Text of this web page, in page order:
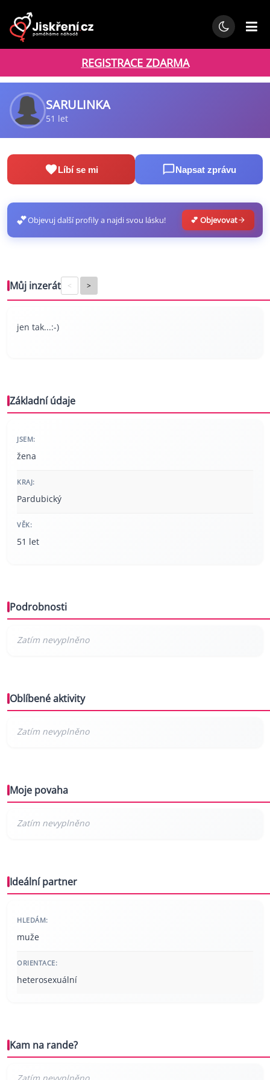
REGISTRACE ZDARMA
SARULINKA
51 let
Líbí se mi Napsat zprávu
💕Objevuj další profily a najdi svou lásku! 💕 Objevovat
Můj inzerát < >
jen tak...:-)
Základní údaje
JSEM:
žena
KRAJ:
Pardubický
VĚK:
51 let
Podrobnosti
Oblíbené aktivity
Moje povaha
Ideální partner
HLEDÁM:
muže
ORIENTACE:
heterosexuální
Kam na rande?